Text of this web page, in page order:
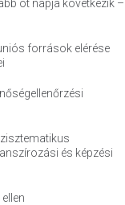
öt napja következik –
források elérése
és képzési